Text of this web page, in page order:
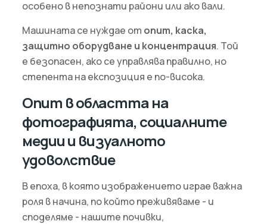
особено в непознати райони или ако вали.
Машината се нуждае от опит, каска,
защитно оборудване и концентрация. Той
е безопасен, ако се управлява правилно, но
степента на експозиция е по-висока.
Опит в областта на
фотографията, социалните
медии и визуалното
удоволствие
В епоха, в която изображението играе важна
роля в начина, по който преживяваме - и
споделяме - нашите почивки,